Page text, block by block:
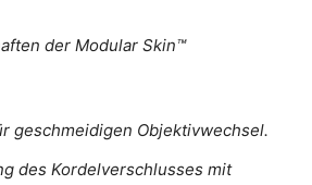
der Modular Skin™
geschmeidigen Objektivwechsel.
des Kordelverschlusses mit